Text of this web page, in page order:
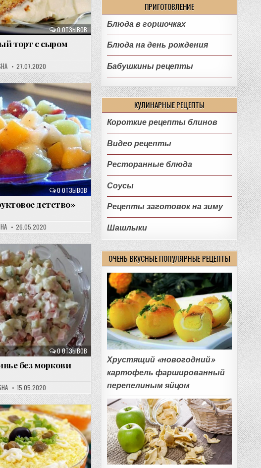
0 ОТЗЫВОВ
торт с сыром
27.07.2020
0 ОТЗЫВОВ
детство»
26.05.2020
0 ОТЗЫВОВ
без моркови
15.05.2020
ПРИГОТОВЛЕНИЕ
Блюда в горшочках
Блюда на день рождения
Бабушкины рецепты
КУЛИНАРНЫЕ РЕЦЕПТЫ
Короткие рецепты блинов
Видео рецепты
Ресторанные блюда
Соусы
Рецепты заготовок на зиму
Шашлыки
ОЧЕНЬ ВКУСНЫЕ ПОПУЛЯРНЫЕ РЕЦЕПТЫ
Хрустящий «новогодний»
картофель фаршированный
перепелиным яйцом